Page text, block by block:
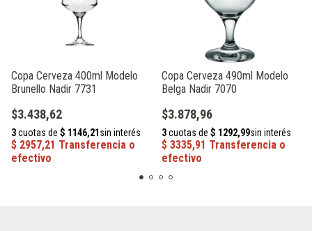
Copa Cerveza 400ml Modelo
Brunello Nadir 7731
$3.438,62
Copa Cerveza 490ml Modelo
Belga Nadir 7070
$3.878,96